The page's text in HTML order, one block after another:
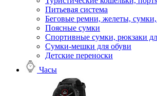
Питьевая система
Беговые ремни, желеты, сумки,
Поясные сумки
Спортивные сумки, рюкзаки
Сумки-мешки для обуви
Детские переноски
Часы